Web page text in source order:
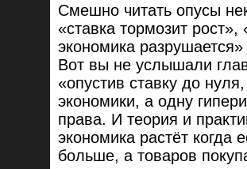
Смешно читать опусы
«ставка тормозит
экономика
Вот вы не услышали
«опустив ставку до
экономики, а одну
права. И теория и
экономика растёт когда
больше, а товаров